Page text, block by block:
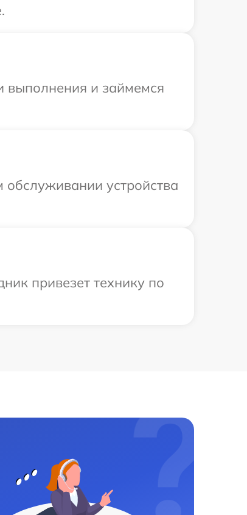
выполнения и займемся
устройства
привезет технику по